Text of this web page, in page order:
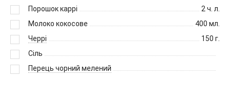
Порошок каррі
2 ч. л.
Молоко кокосове
400 мл.
Черрі
150 г.
Сіль
Перець чорний мелений